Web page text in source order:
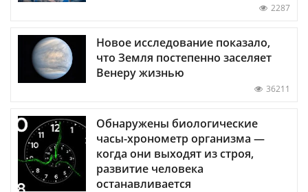
2287
Новое исследование показало,
что Земля постепенно заселяет
Венеру жизнью
36211
Обнаружены биологические
часы-хронометр организма —
когда они выходят из строя,
развитие человека
останавливается